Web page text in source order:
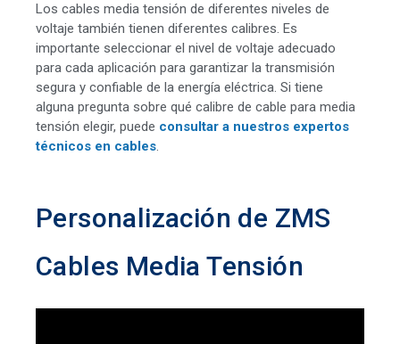
Los cables media tensión de diferentes niveles de
voltaje también tienen diferentes calibres. Es
importante seleccionar el nivel de voltaje adecuado
para cada aplicación para garantizar la transmisión
segura y confiable de la energía eléctrica. Si tiene
alguna pregunta sobre qué calibre de cable para media
tensión elegir, puede consultar a nuestros expertos
técnicos en cables.
Personalización de ZMS
Cables Media Tensión